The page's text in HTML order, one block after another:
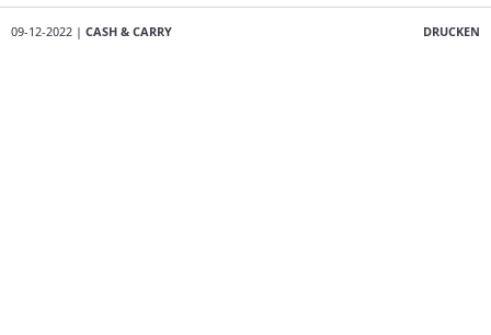
DRUCKEN
09-12-2022 | CASH & CARRY